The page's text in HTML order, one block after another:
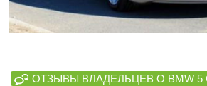
ОТЗЫВЫ ВЛАДЕЛЬЦЕВ О BMW 5